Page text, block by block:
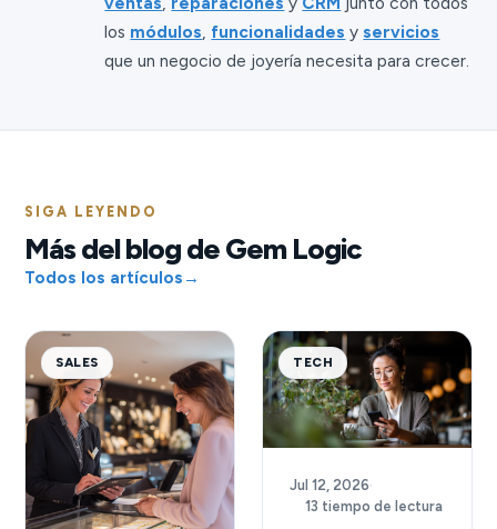
los módulos funcionalidades yservicios
que un negocio de joyería necesita para crecer.
SIGA LEYENDO
Más del blog de Gem Logic
Todos los artículos →
SALES TECH
Jul 12, 2026·
13 tiempo de lectura